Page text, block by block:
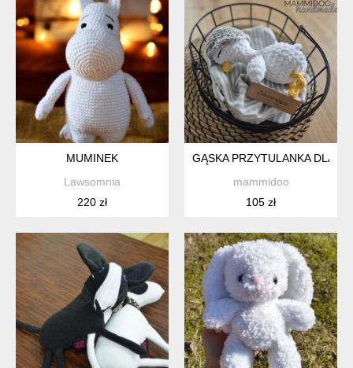
MUMINEK
Lawsomnia
220 zł
GĄSKA PRZYTULANKA DLA
mammidoo
105 zł